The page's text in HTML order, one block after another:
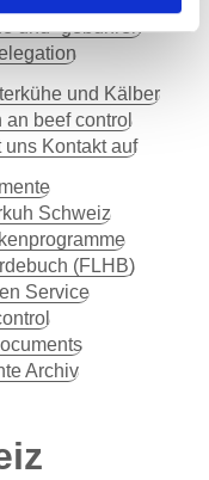
und -gebühren
und Kälber
an beef control
Kontakt auf
Schweiz
(FLHB)
Service
Archiv